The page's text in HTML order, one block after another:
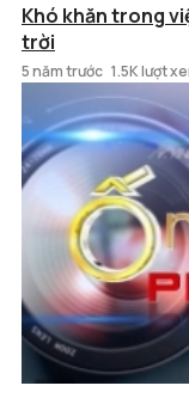
Khó khăn trong
trời
5 năm trước 1.5K lượt